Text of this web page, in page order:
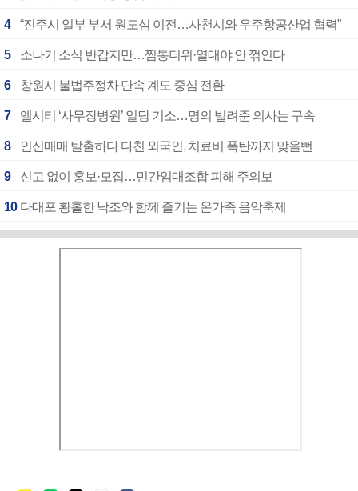
4 “진주시 일부 부서 원도심 이전…사천시와 우주항공산업 협력”
5 소나기 소식 반갑지만…찜통더위·열대야 안 꺾인다
6 창원시 불법주정차 단속 계도 중심 전환
7 엘시티 ‘사무장병원’ 일당 기소…명의 빌려준 의사는 구속
8 인신매매 탈출하다 다친 외국인, 치료비 폭탄까지 맞을뻔
9 신고 없이 홍보·모집…민간임대조합 피해 주의보
10 다대포 황홀한 낙조와 함께 즐기는 온가족 음악축제